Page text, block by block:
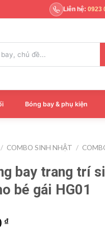
Liên hệ:0923
Bóng bay & phụ kiện
/ COMBO SINH NHẬT /
bay trang trí
bé gái HG01
₫